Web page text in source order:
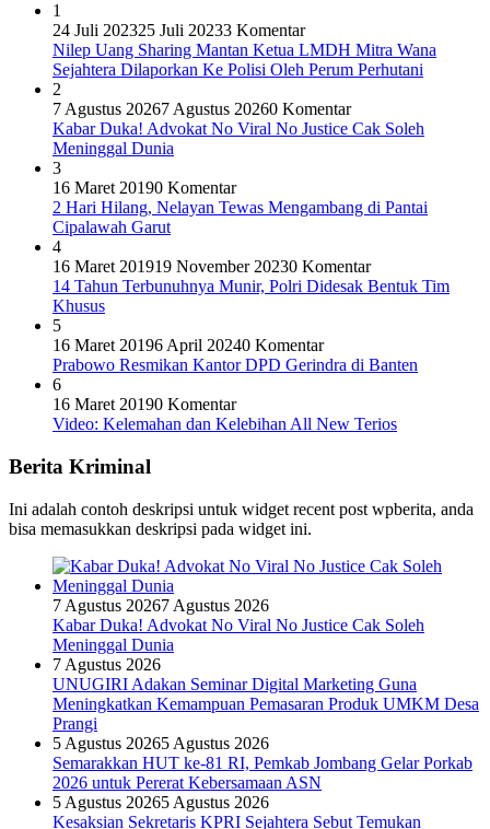
1
24 Juli 202325 Juli 20233 Komentar
Nilep Uang Sharing Mantan Ketua LMDH Mitra Wana
Sejahtera Dilaporkan Ke Polisi Oleh Perum Perhutani
2
7 Agustus 20267 Agustus 20260 Komentar
Kabar Duka! Advokat No Viral No Justice Cak Soleh
Meninggal Dunia
3
16 Maret 20190 Komentar
2 Hari Hilang, Nelayan Tewas Mengambang di Pantai
Cipalawah Garut
4
16 Maret 201919 November 20230 Komentar
14 Tahun Terbunuhnya Munir, Polri Didesak Bentuk Tim
Khusus
5
16 Maret 20196 April 20240 Komentar
Prabowo Resmikan Kantor DPD Gerindra di Banten
6
16 Maret 20190 Komentar
Video: Kelemahan dan Kelebihan All New Terios
Berita Kriminal
Ini adalah contoh deskripsi untuk widget recent post wpberita, anda
bisa memasukkan deskripsi pada widget ini.
7 Agustus 20267 Agustus 2026
Kabar Duka! Advokat No Viral No Justice Cak Soleh
Meninggal Dunia
7 Agustus 2026
UNUGIRI Adakan Seminar Digital Marketing Guna
Meningkatkan Kemampuan Pemasaran Produk UMKM Desa
Prangi
5 Agustus 20265 Agustus 2026
Semarakkan HUT ke-81 RI, Pemkab Jombang Gelar Porkab
2026 untuk Pererat Kebersamaan ASN
5 Agustus 20265 Agustus 2026
Kesaksian Sekretaris KPRI Sejahtera Sebut Temukan